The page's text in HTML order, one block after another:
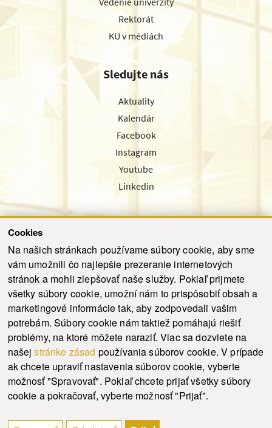
Cookies
Na našich stránkach používame súbory cookie, aby sme
vám umožnili čo najlepšie prezeranie internetových
stránok a mohli zlepšovať naše služby. Pokiaľ prijmete
všetky súbory cookie, umožní nám to prispôsobiť obsah a
marketingové informácie tak, aby zodpovedali vašim
potrebám. Súbory cookie nám taktiež pomáhajú riešiť
problémy, na ktoré môžete naraziť. Viac sa dozviete na
našejstránke zásad používania súborov cookie. V prípade
ak chcete upraviť nastavenia súborov cookie, vyberte
možnosť "Spravovať". Pokiaľ chcete prijať všetky súbory
cookie a pokračovať, vyberte možnosť "Prijať".
Rektorát
KU v médiách
Sledujte nás
Aktuality
Kalendár
Facebook
Instagram
Youtube
Linkedin
Odoslať
© 2021-2026 ku.sk. Všetky práva vyhradené. | Ochrana osobných údajov
Vyhlásenie o prístupnosti |
Admin
This site is protected by reCAPTCHA and the Google Privacy Policy and Terms of
Service
apply.